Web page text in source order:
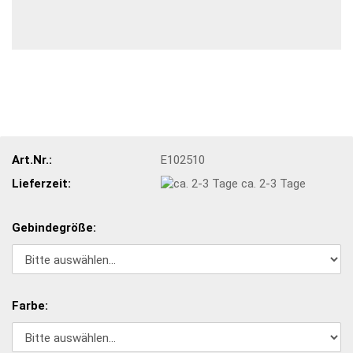
Art.Nr.:
E102510
Lieferzeit:
ca. 2-3 Tage
Gebindegröße:
Farbe: